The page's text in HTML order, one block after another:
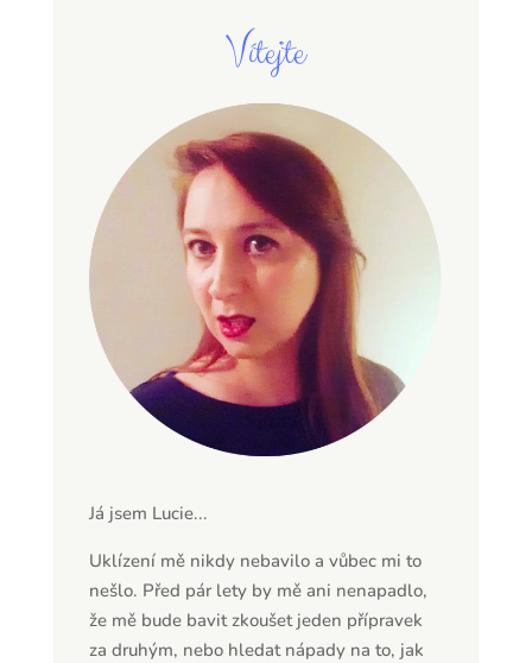
Vítejte
Já jsem Lucie...
Uklízení mě nikdy nebavilo a vůbec mi to
nešlo. Před pár lety by mě ani nenapadlo,
že mě bude bavit zkoušet jeden přípravek
za druhým, nebo hledat nápady na to, jak